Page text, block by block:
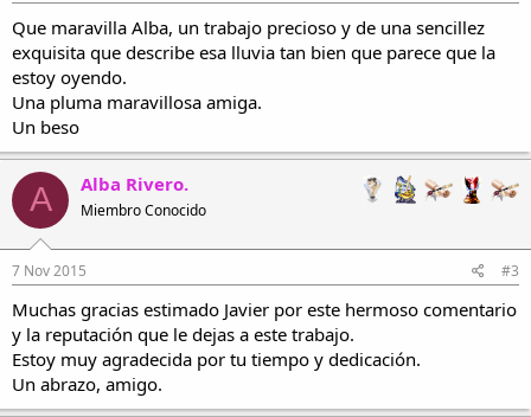
Que maravilla Alba, un trabajo precioso y de una sencillez
exquisita que describe esa lluvia tan bien que parece que la
estoy oyendo.
Una pluma maravillosa amiga.
Un beso
A Alba Rivero.
Miembro Conocido
7 Nov 2015 #3
Muchas gracias estimado Javier por este hermoso comentario
y la reputación que le dejas a este trabajo.
Estoy muy agradecida por tu tiempo y dedicación.
Un abrazo, amigo.